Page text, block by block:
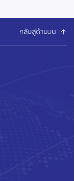
กลับสู่ด้านบน